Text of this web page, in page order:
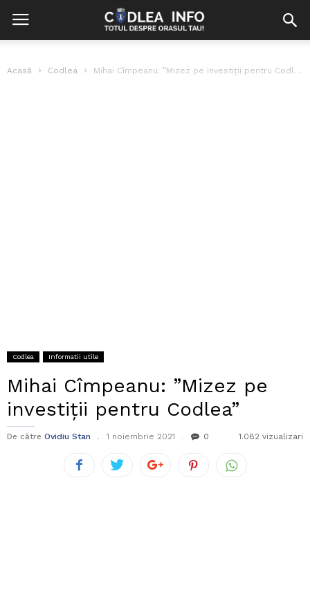
Acasă Codlea Mihai Cîmpeanu: ”Mizez pe investiții pentru Codlea”
Codlea Informatii utile
Mihai Cîmpeanu: ”Mizez pe
investiții pentru Codlea”
De către Ovidiu Stan 1 noiembrie 2021 0 1.082 vizualizari